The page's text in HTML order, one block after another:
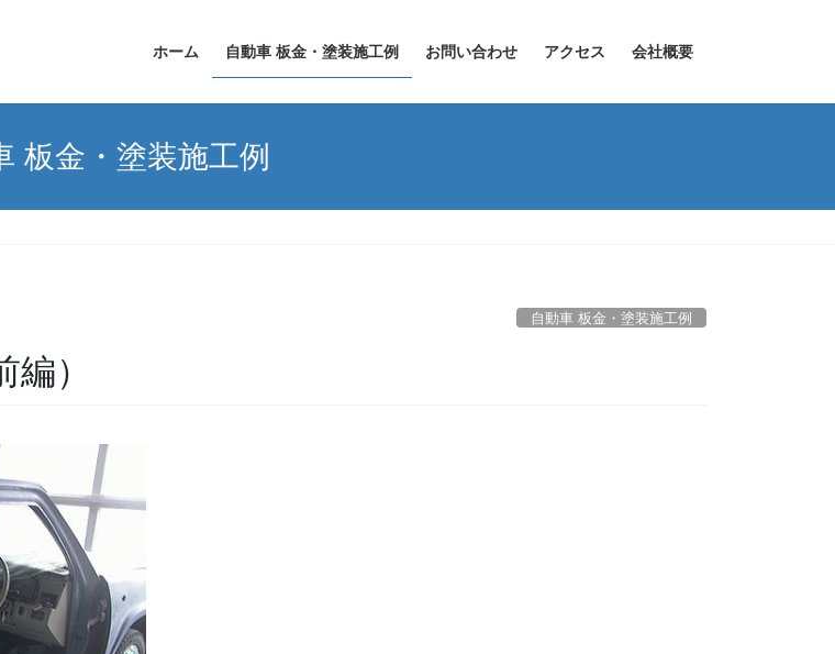
ホーム 自動車 板金・塗装施工例 お問い合わせ アクセス 会社概要
板金・塗装施工例
自動車 板金・塗装施工例
）